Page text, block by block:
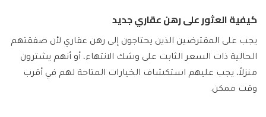
كيفية العثور على رهن عقاري جديد
يجب على المقترضين الذين يحتاجون إلى رهن عقاري لأن صفقتهم
الحالية ذات السعر الثابت على وشك الانتهاء، أو أنهم يشترون
منزلاً، يجب عليهم استكشاف الخيارات المتاحة لهم في أقرب
وقت ممكن.